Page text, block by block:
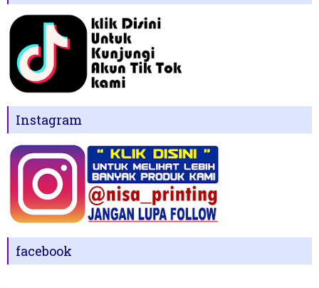
Instagram
facebook